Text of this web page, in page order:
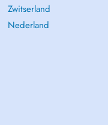
Zwitserland
Nederland